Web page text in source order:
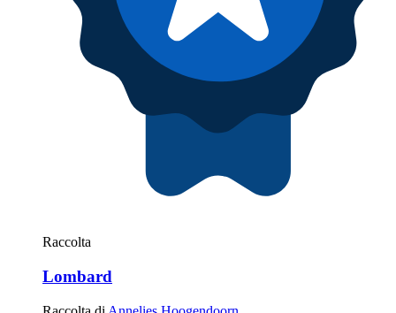
Raccolta
Lombard